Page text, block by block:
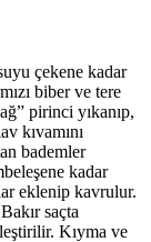
çekene kadar
biber ve tere
pirinci yıkanıp,
kıvamını
bademler
kadar
eklenip kavrulur.
saçta
Kıyma ve